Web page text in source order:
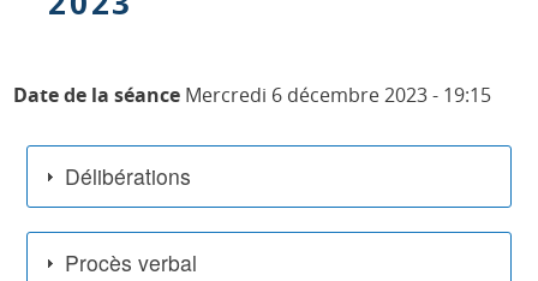
Date de la séance Mercredi 6 décembre 2023 - 19:15
Délibérations
Procès verbal